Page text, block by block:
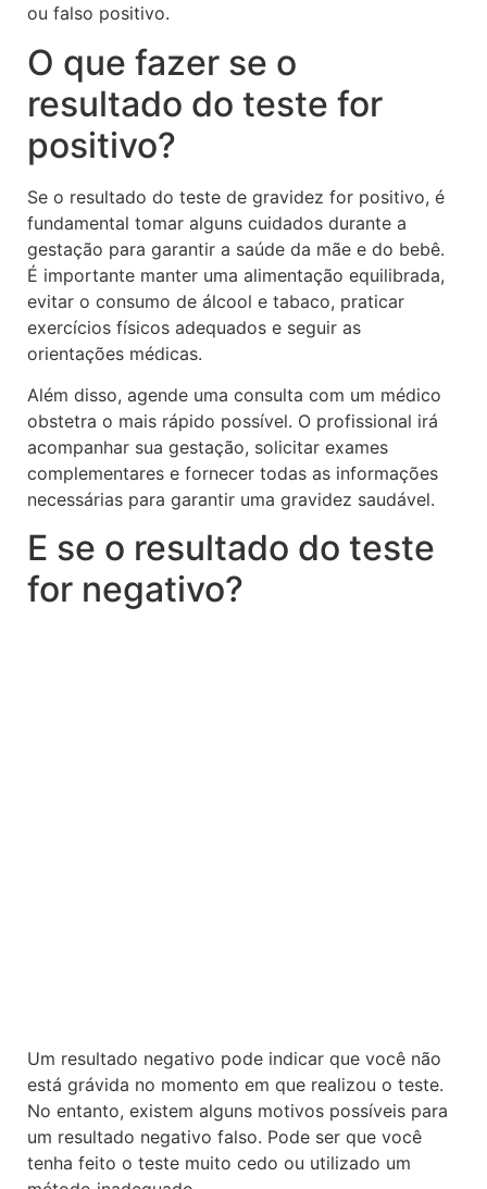
ou falso positivo.
O que fazer se o
resultado do teste for
positivo?
Se o resultado do teste de gravidez for positivo, é
fundamental tomar alguns cuidados durante a
gestação para garantir a saúde da mãe e do bebê.
É importante manter uma alimentação equilibrada,
evitar o consumo de álcool e tabaco, praticar
exercícios físicos adequados e seguir as
orientações médicas.
Além disso, agende uma consulta com um médico
obstetra o mais rápido possível. O profissional irá
acompanhar sua gestação, solicitar exames
complementares e fornecer todas as informações
necessárias para garantir uma gravidez saudável.
E se o resultado do teste
for negativo?
Um resultado negativo pode indicar que você não
está grávida no momento em que realizou o teste.
No entanto, existem alguns motivos possíveis para
um resultado negativo falso. Pode ser que você
tenha feito o teste muito cedo ou utilizado um